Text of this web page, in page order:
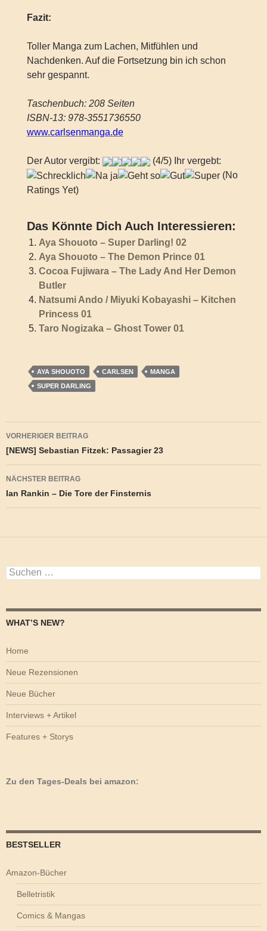
Fazit:
Toller Manga zum Lachen, Mitfühlen und
Nachdenken. Auf die Fortsetzung bin ich schon
sehr gespannt.
Taschenbuch: 208 Seiten
ISBN-13: 978-3551736550
www.carlsenmanga.de
Der Autor vergibt:
(4/5) Ihr vergebt:
(No
Ratings Yet)
Das Könnte Dich Auch Interessieren:
Aya Shouoto – Super Darling! 02
Aya Shouoto – The Demon Prince 01
Cocoa Fujiwara – The Lady And Her Demon
Butler
Natsumi Ando / Miyuki Kobayashi – Kitchen
Princess 01
Taro Nogizaka – Ghost Tower 01
AYA SHOUOTO CARLSEN
MANGA
SUPER DARLING
Beitragsnavigation
VORHERIGER BEITRAG
[NEWS] Sebastian Fitzek: Passagier 23
NÄCHSTER BEITRAG
Ian Rankin – Die Tore der Finsternis
Suchen
nach:
WHAT’S NEW?
Home
Neue Rezensionen
Neue Bücher
Interviews + Artikel
Features + Storys
Zu den Tages-Deals bei amazon:
BESTSELLER
Amazon-Bücher
Belletristik
Comics & Mangas